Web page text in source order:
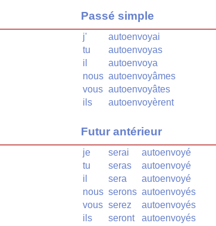
Passé simple
j'
autoenvoyai
tu
autoenvoyas
il
autoenvoya
nous autoenvoyâmes
vous autoenvoyâtes
ils
autoenvoyèrent
Futur antérieur
je serai
autoenvoyé
tu
seras
autoenvoyé
il
sera
autoenvoyé
nous serons autoenvoyés
vous serez
autoenvoyés
ils
seront autoenvoyés